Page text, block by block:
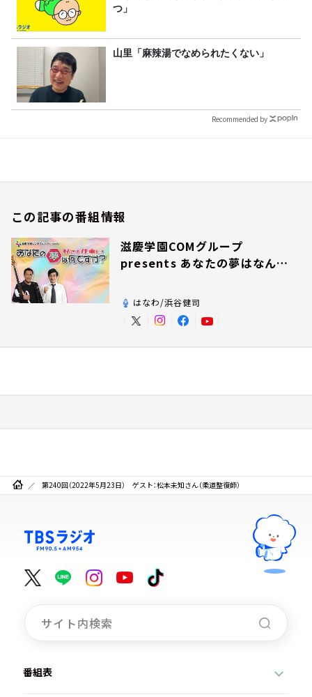
つ」
山里「麻辣湯でなめられたくない」
Recommended by
この記事の番組情報
滋慶学園COMグループ
presents あなたの夢はなんで
はなわ/浜谷健司
第240回（2022年5月23日） ゲスト：松本未知さん（柔道整復師）
番組表